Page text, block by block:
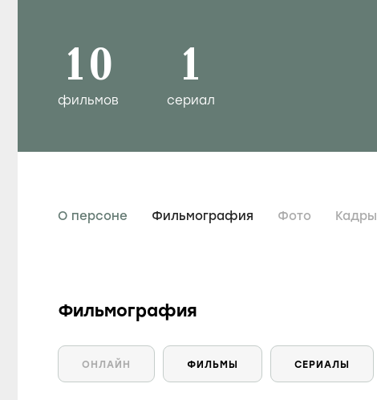
10
фильмов
1
сериал
О персоне Фильмография Фото Кадры
Фильмография
ОНЛАЙН ФИЛЬМЫ СЕРИАЛЫ